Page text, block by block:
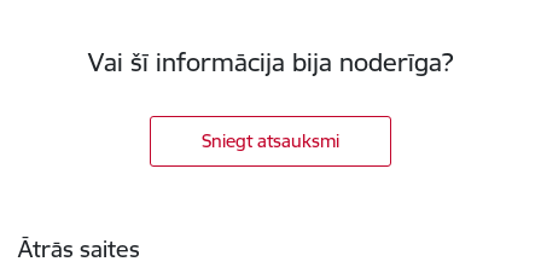
Vai šī informācija bija noderīga?
Sniegt atsauksmi
Ātrās saites